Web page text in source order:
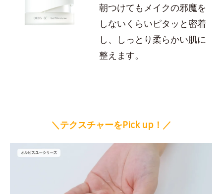
朝つけてもメイクの邪魔を
しないくらいピタッと密着
し、しっとり柔らかい肌に
整えます。
＼テクスチャーをPick up！／